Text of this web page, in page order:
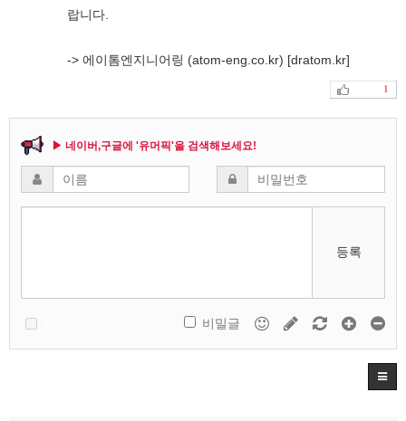
랍니다.
-> 에이톰엔지니어링 (atom-eng.co.kr) [dratom.kr]
1
▶ 네이버,구글에 '유머픽'을 검색해보세요!
등록
비밀글